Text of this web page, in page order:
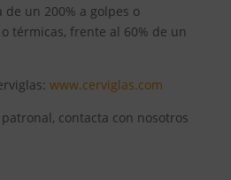
un 200% a golpes o
térmicas, frente al 60% de un
www.cerviglas.com
contacta con nosotros